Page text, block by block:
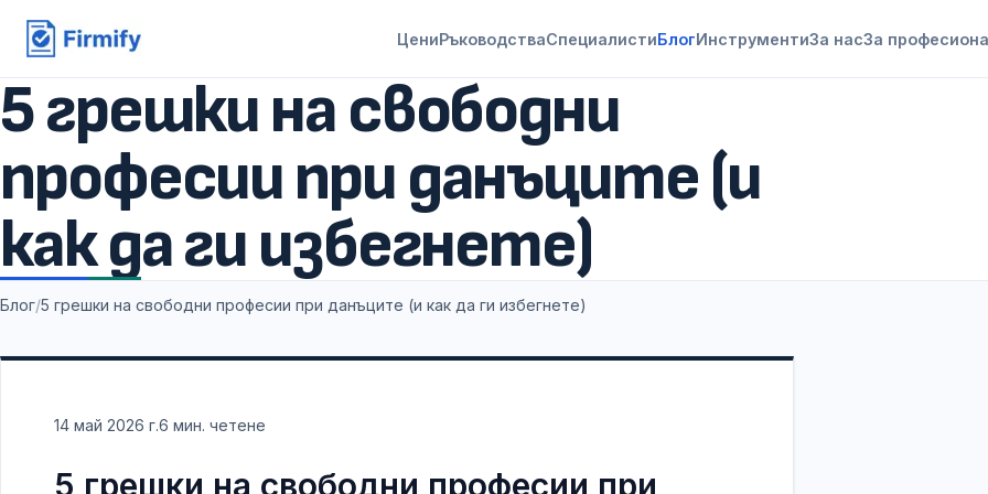
ЦениРъководстваСпециалистиБлогИнструментиЗа насЗа
5 грешки на свободни
професии при данъците (и
как да ги избегнете)
Блог/5 грешки на свободни професии при данъците (и как да ги избегнете)
14 май 2026 г.6 мин. четене
5 грешки на свободни професии при